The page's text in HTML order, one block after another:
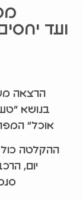
ועד
הרצאה
בנושא
אוכל״
ההקלטה
יום,